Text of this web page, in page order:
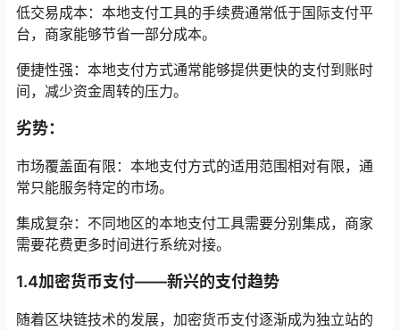
低交易成本：本地支付工具的手续费通常低于国际支付平
台，商家能够节省一部分成本。
便捷性强：本地支付方式通常能够提供更快的支付到账时
间，减少资金周转的压力。
劣势：
市场覆盖面有限：本地支付方式的适用范围相对有限，通
常只能服务特定的市场。
集成复杂：不同地区的本地支付工具需要分别集成，商家
需要花费更多时间进行系统对接。
1.4加密货币支付——新兴的支付趋势
随着区块链技术的发展，加密货币支付逐渐成为独立站的